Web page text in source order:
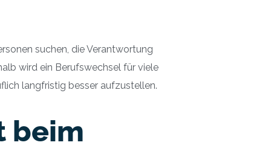
suchen, die Verantwortung
wird ein Berufswechsel für viele
langfristig besser aufzustellen.
beim